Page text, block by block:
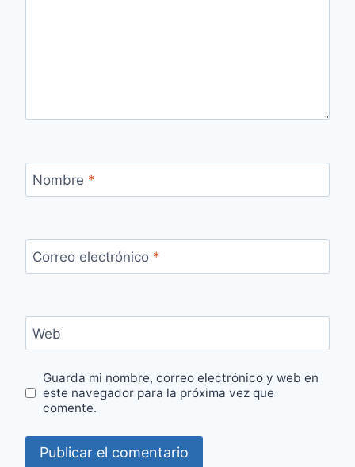
Nombre *
Correo electrónico *
Web
Guarda mi nombre, correo electrónico y web en
este navegador para la próxima vez que
comente.